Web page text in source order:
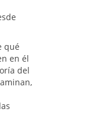
qué
en él
del